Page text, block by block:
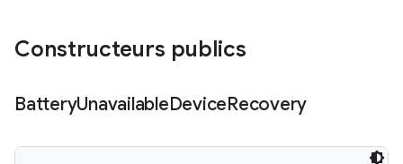
Constructeurs publics
BatteryUnavailableDeviceRecovery